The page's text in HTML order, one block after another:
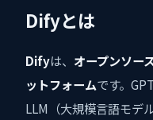
Difyとは
Difyは、 オープンソー
ットフォームです。
LLM（大規模言語モデ